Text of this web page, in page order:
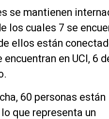
se mantienen
los cuales 7 se
ellos están
en UCI, 6
60 personas están
que representa un